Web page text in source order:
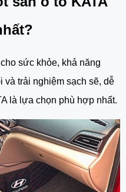
sức khỏe, khả năng
và trải nghiệm sạch sẽ, dễ
là lựa chọn phù hợp nhất.